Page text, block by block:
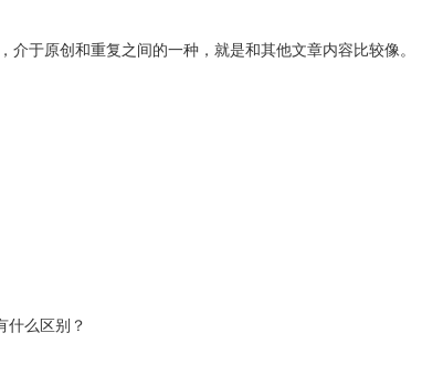
于原创和重复之间的一种，就是和其他文章内容比较像。
什么区别？